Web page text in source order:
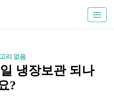
리 없음
냉장보관 되나
?